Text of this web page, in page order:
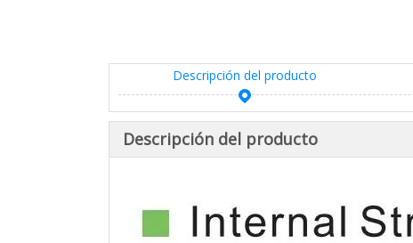
Descripción del producto
Descripción del producto